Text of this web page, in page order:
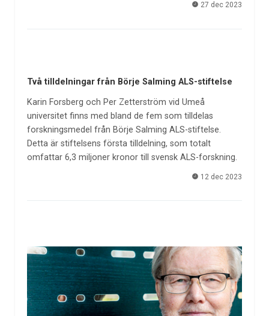
27 dec 2023
Två tilldelningar från Börje Salming ALS-stiftelse
Karin Forsberg och Per Zetterström vid Umeå
universitet finns med bland de fem som tilldelas
forskningsmedel från Börje Salming ALS-stiftelse.
Detta är stiftelsens första tilldelning, som totalt
omfattar 6,3 miljoner kronor till svensk ALS-forskning.
12 dec 2023